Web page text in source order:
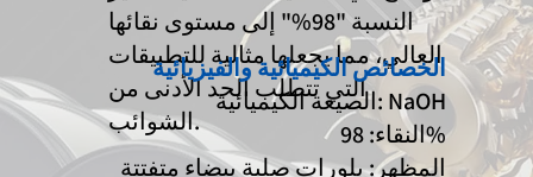
النسبة "98%" إلى مستوى نقائها
العالي، مما يجعلها مثالية للتطبيقات
التي تتطلب الحد الأدنى من
الشوائب.
الخصائص الكيميائية والفيزيائية
الصيغة الكيميائية: NaOH
النقاء: 98%
المظهر: بلورات صلبة بيضاء متفتتة